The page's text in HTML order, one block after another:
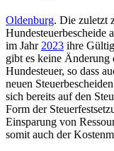
Oldenburg. Die zuletzt
Hundesteuerbescheide
im Jahr 2023 ihre
gibt es keine Änderung
Hundesteuer, so dass
neuen
sich bereits auf den
Form der
Einsparung von
somit auch der